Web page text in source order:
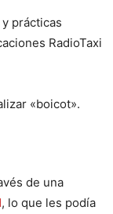
prácticas
RadioTaxi
«boicot».
de una
, lo que les podía